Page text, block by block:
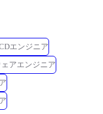
その場合は出向先の定
開発プロセスの自動
域におけるカメラ画像処
たECUの検証、実車を用
メラ、センサー等)のア
タルカメラに関するアプ
析装置、免疫分析装
エンジニア
ェアエンジニア